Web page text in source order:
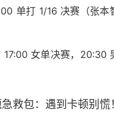
单打 1/16 决赛（张本
17:00 女单决赛，20:30
救包：遇到卡顿别慌